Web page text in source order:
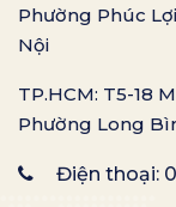
Phường Phúc
Nội
TP.HCM: T5-18
Phường Long
Điện thoại: